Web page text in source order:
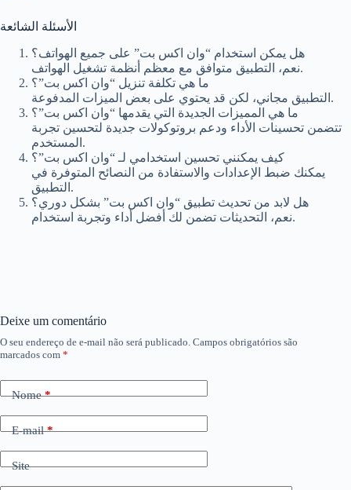
الأسئلة الشائعة
هل يمكن استخدام “وان اكس بت” على جميع الهواتف؟
نعم، التطبيق متوافق مع معظم أنظمة تشغيل الهواتف.
ما هي تكلفة تنزيل “وان اكس بت”؟
التطبيق مجاني، لكن قد يحتوي على بعض الميزات المدفوعة.
ما هي المميزات الجديدة التي يقدمها “وان اكس بت”؟
تتضمن تحسينات الأداء ودعم بروتوكولات جديدة لتحسين تجربة
المستخدم.
كيف يمكنني تحسين استخدامي لـ “وان اكس بت”؟
يمكنك ضبط الإعدادات والاستفادة من النصائح المتوفرة في
التطبيق.
هل لابد من تحديث تطبيق “وان اكس بت” بشكل دوري؟
نعم، التحديثات تضمن لك أفضل أداء وتجربة استخدام.
Deixe um comentário
O seu endereço de e-mail não será publicado. Campos obrigatórios são
marcados com *
Nome*
E-mail*
Site